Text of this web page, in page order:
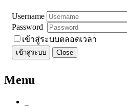
Username
Password
เข้าสู่ระบบตลอดเวลา
เข้าสู่ระบบ Close
Menu